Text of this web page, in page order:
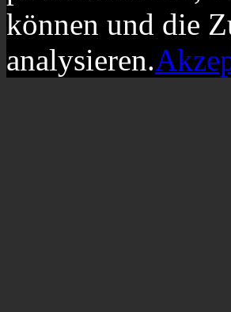
können und die
analysieren.